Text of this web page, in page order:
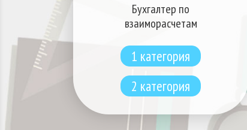
Бухгалтер по
взаиморасчетам
1 категория
2 категория